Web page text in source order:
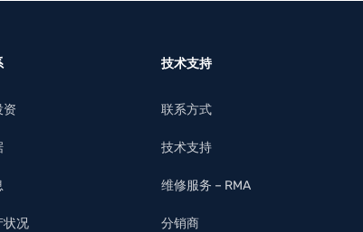
资
状况
技术支持
联系方式
技术支持
维修服务 – RMA
分销商